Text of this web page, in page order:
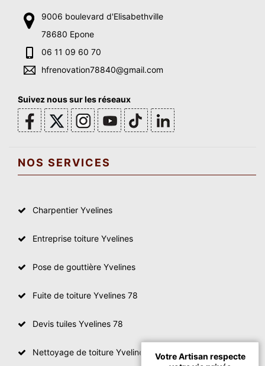
9006 boulevard d'Elisabethville
78680 Epone
06 11 09 60 70
hfrenovation78840@gmail.com
Suivez nous sur les réseaux
NOS SERVICES
Charpentier Yvelines
Entreprise toiture Yvelines
Pose de gouttière Yvelines
Fuite de toiture Yvelines 78
Devis tuiles Yvelines 78
Nettoyage de toiture Yvelines
Votre Artisan respecte